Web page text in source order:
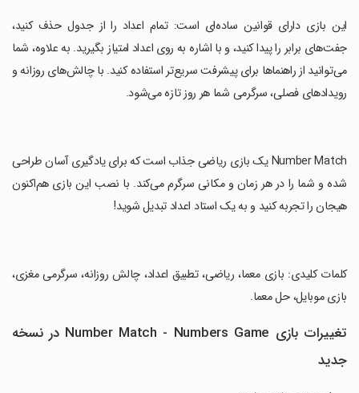
‏این بازی دارای قوانین ساده‌ای است: تمام اعداد را از جدول حذف کنید،
جفت‌های برابر را پیدا کنید، و با اشاره به روی اعداد امتیاز بگیرید. به علاوه، شما
می‌توانید از راهنماها برای پیشرفت سریع‌تر استفاده کنید. با چالش‌های روزانه و
رویدادهای فصلی، سرگرمی شما هر روز تازه می‌شود.
‏Number Match یک بازی ریاضی جذاب است که برای یادگیری آسان طراحی
شده و شما را در هر زمان و مکانی سرگرم می‌کند. با نصب این بازی هم‌اکنون
هیجان را تجربه کنید و به یک استاد اعداد تبدیل شوید!
‏کلمات کلیدی: بازی معما، ریاضی، تطبیق اعداد، چالش روزانه، سرگرمی مغزی،
بازی موبایل، حل معما.
تغییرات بازی Number Match - Numbers Game در نسخه
جدید